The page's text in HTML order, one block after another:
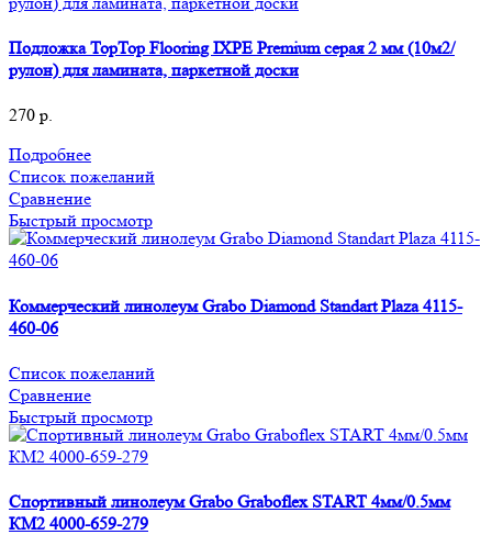
Подложка TopTop Flooring IXPE Premium серая 2 мм (10м2/
рулон) для ламината, паркетной доски
270 р.
Подробнее
Список пожеланий
Сравнение
Быстрый просмотр
Коммерческий линолеум Grabo Diamond Standart Plaza 4115-
460-06
Список пожеланий
Сравнение
Быстрый просмотр
Спортивный линолеум Grabo Graboflex START 4мм/0.5мм
КМ2 4000-659-279